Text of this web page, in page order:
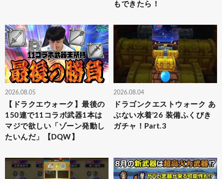
もできたら！
2026.08.05
【ドラクエウォーク】最後の
150連で11コラボ武器1本は
マジで欲しい「ゾーン発動し
たいんだ」【DQW】
2026.08.04
ドラゴンクエストウォーク あ
ぶない水着’26 装備ふくびき
ガチャ！Part.3